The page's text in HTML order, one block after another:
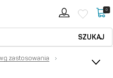
0
SZUKAJ
zastosowania
›